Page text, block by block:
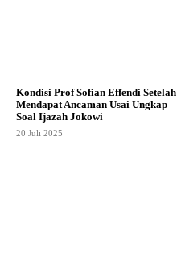
Kondisi Prof Sofian Effendi Setelah
Mendapat Ancaman Usai Ungkap
Soal Ijazah Jokowi
20 Juli 2025